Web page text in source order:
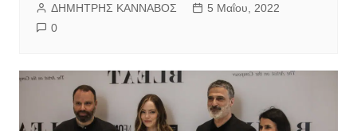
ΔΗΜΗΤΡΗΣ ΚΑΝΝΑΒΟΣ
5 Μαΐου, 2022
0